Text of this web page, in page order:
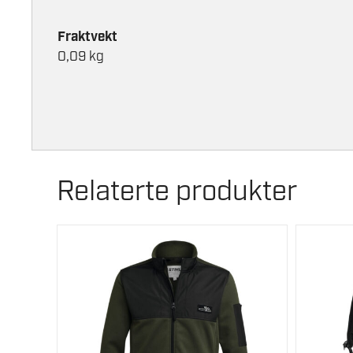
Fraktvekt
0,09 kg
Relaterte produkter
varianter.
Alternativene